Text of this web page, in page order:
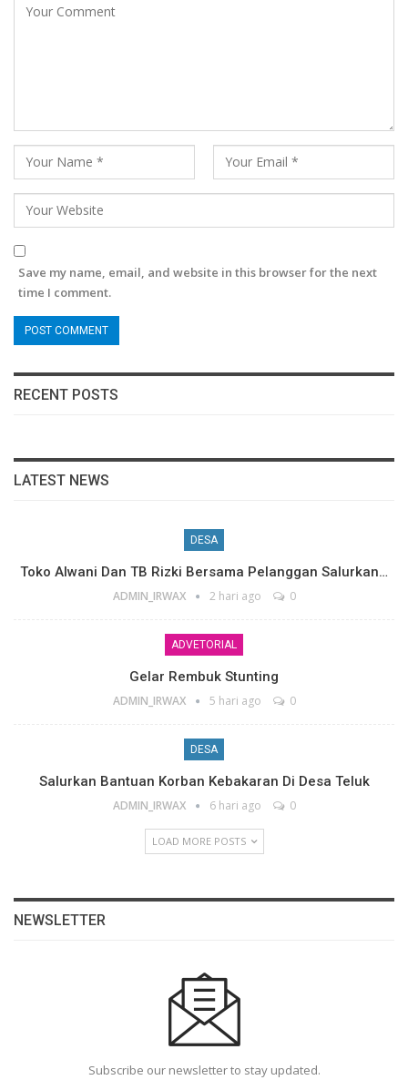
Save my name, email, and website in this browser for the next
time I comment.
RECENT POSTS
LATEST NEWS
DESA
Toko Alwani Dan TB Rizki Bersama Pelanggan Salurkan…
ADMIN_IRWAX 2 hari ago 0
ADVETORIAL
Gelar Rembuk Stunting
ADMIN_IRWAX 5 hari ago 0
DESA
Salurkan Bantuan Korban Kebakaran Di Desa Teluk
ADMIN_IRWAX 6 hari ago 0
LOAD MORE POSTS
NEWSLETTER
Subscribe our newsletter to stay updated.